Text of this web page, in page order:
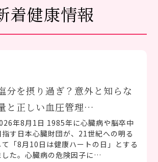
着健康情報
分を摂り過ぎ？意外と知らな
と正しい血圧管理…
年8月1日 1985年に心臓病や脳卒中
す日本心臓財団が、21世紀への明る
「8月10日は健康ハートの日」とする
した。心臓病の危険因子に…